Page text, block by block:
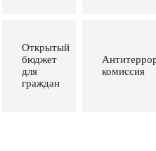
Открытый
бюджет
для
граждан
комиссия